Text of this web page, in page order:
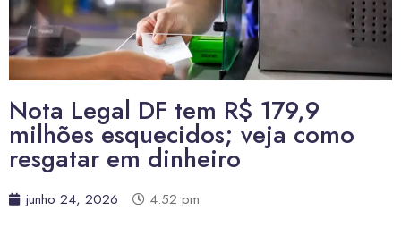
Nota Legal DF tem R$ 179,9
milhões esquecidos; veja como
resgatar em dinheiro
junho 24, 2026
4:52 pm